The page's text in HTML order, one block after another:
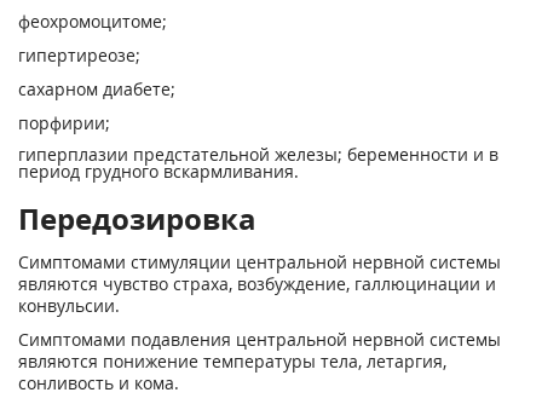
феохромоцитоме;
гипертиреозе;
сахарном диабете;
порфирии;
гиперплазии предстательной железы; беременности и в
период грудного вскармливания.
Передозировка
Симптомами стимуляции центральной нервной системы
являются чувство страха, возбуждение, галлюцинации и
конвульсии.
Симптомами подавления центральной нервной системы
являются понижение температуры тела, летаргия,
сонливость и кома.